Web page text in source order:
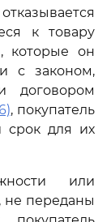
к товару
которые он
с законом,
договором
, покупатель
срок для их
или
не переданы